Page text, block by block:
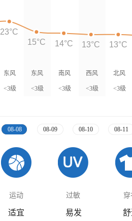
东风
<3级
东风
<3级
南风
<3级
西风
<3级
北风
<3级
23°C
15°C
14°C 13°C 13°C
08-08 08-09 08-10 08-11
运动 过敏 穿
适宜 易发